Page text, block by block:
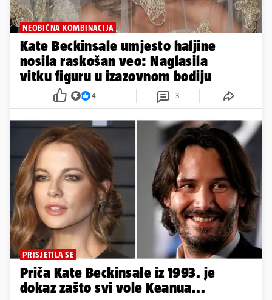
NEOBIČNA KOMBINACIJA
Kate Beckinsale umjesto haljine
nosila raskošan veo: Naglasila
vitku figuru u izazovnom bodiju
4 3
PRISJETILA SE
Priča Kate Beckinsale iz 1993. je
dokaz zašto svi vole Keanua...